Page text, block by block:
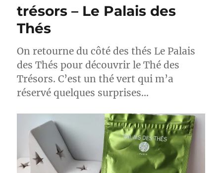
trésors – Le Palais des
Thés
On retourne du côté des thés Le Palais
des Thés pour découvrir le Thé des
Trésors. C’est un thé vert qui m’a
réservé quelques surprises…